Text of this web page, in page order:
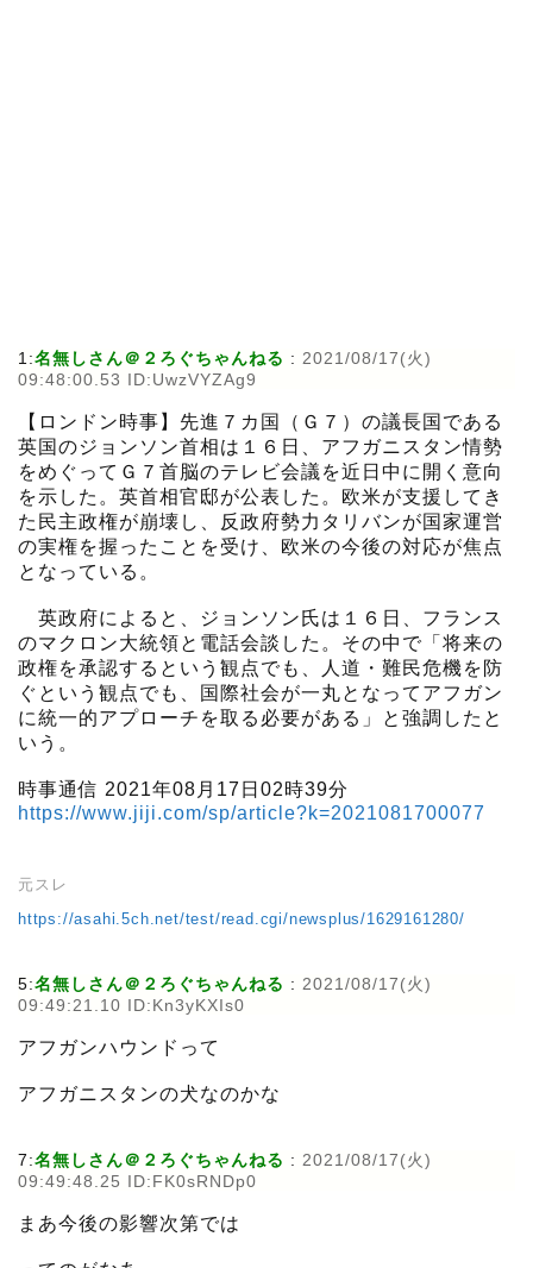
1:名無しさん＠２ろぐちゃんねる : 2021/08/17(火)
09:48:00.53 ID:UwzVYZAg9
【ロンドン時事】先進７カ国（Ｇ７）の議長国である
英国のジョンソン首相は１６日、アフガニスタン情勢
をめぐってＧ７首脳のテレビ会議を近日中に開く意向
を示した。英首相官邸が公表した。欧米が支援してき
た民主政権が崩壊し、反政府勢力タリバンが国家運営
の実権を握ったことを受け、欧米の今後の対応が焦点
となっている。
英政府によると、ジョンソン氏は１６日、フランス
のマクロン大統領と電話会談した。その中で「将来の
政権を承認するという観点でも、人道・難民危機を防
ぐという観点でも、国際社会が一丸となってアフガン
に統一的アプローチを取る必要がある」と強調したと
いう。
時事通信 2021年08月17日02時39分
https://www.jiji.com/sp/article?k=2021081700077
元スレ
https://asahi.5ch.net/test/read.cgi/newsplus/1629161280/
5:名無しさん＠２ろぐちゃんねる : 2021/08/17(火)
09:49:21.10 ID:Kn3yKXIs0
アフガンハウンドって
アフガニスタンの犬なのかな
7:名無しさん＠２ろぐちゃんねる : 2021/08/17(火)
09:49:48.25 ID:FK0sRNDp0
まあ今後の影響次第では